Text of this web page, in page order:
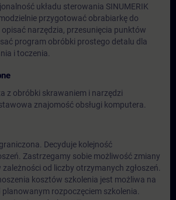
układu sterowania SINUMERIK
przygotować obrabiarkę do
narzędzia, przesunięcia punktów
program obróbki prostego detalu dla
i toczenia.
z obróbki skrawaniem i narzędzi
znajomość obsługi komputera.
Decyduje kolejność
Zastrzegamy sobie możliwość zmiany
od liczby otrzymanych zgłoszeń.
kosztów szkolenia jest możliwa na
rozpoczęciem szkolenia.